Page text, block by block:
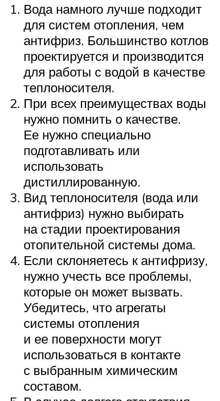
Вода намного лучше подходит
для систем отопления, чем
антифриз. Большинство котлов
проектируется и производится
для работы с водой в качестве
теплоносителя.
При всех преимуществах воды
нужно помнить о качестве.
Ее нужно специально
подготавливать или
использовать
дистиллированную.
Вид теплоносителя (вода или
антифриз) нужно выбирать
на стадии проектирования
отопительной системы дома.
Если склоняетесь к антифризу,
нужно учесть все проблемы,
которые он может вызвать.
Убедитесь, что агрегаты
системы отопления
и ее поверхности могут
использоваться в контакте
с выбранным химическим
составом.